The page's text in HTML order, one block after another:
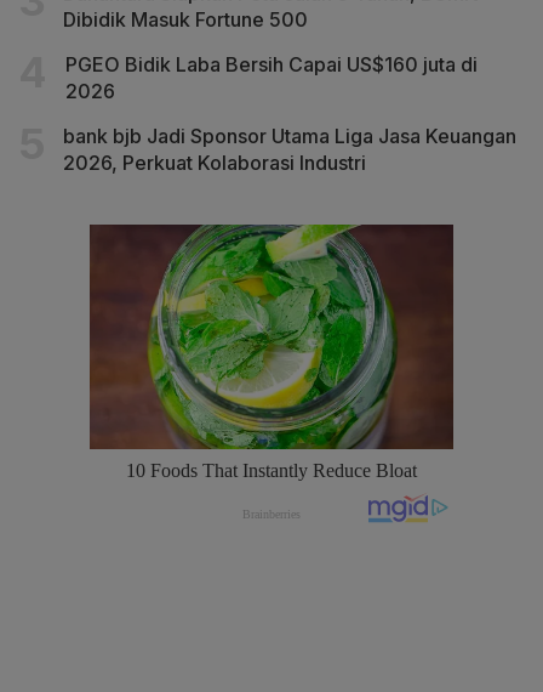
Dibidik Masuk Fortune 500
PGEO Bidik Laba Bersih Capai US$160 juta di
2026
bank bjb Jadi Sponsor Utama Liga Jasa Keuangan
2026, Perkuat Kolaborasi Industri